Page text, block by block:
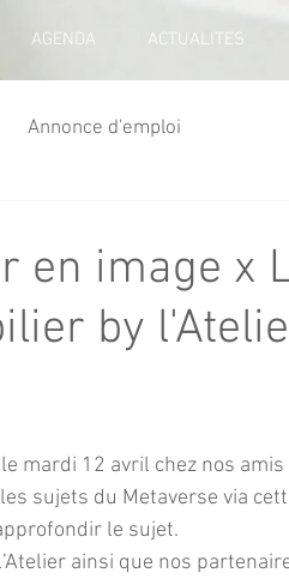
AGENDA ACTUALITES
Annonce d'emploi
en image x
by
mardi 12 avril chez nos amis
sujets du Metaverse via
le sujet.
ainsi que nos